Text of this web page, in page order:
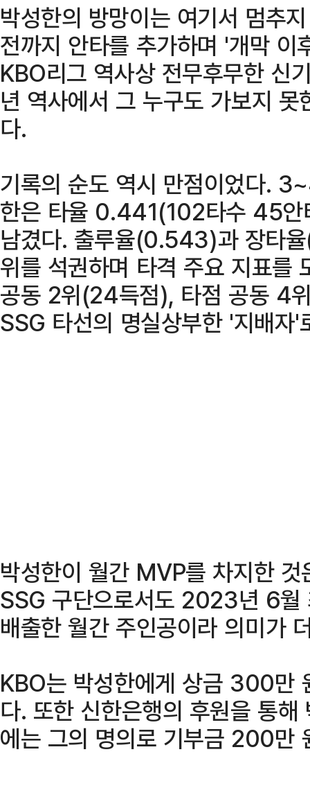
박성한의 방망이는 여기서 멈추
전까지 안타를 추가하며 '개막
KBO리그 역사상 전무후무한 신
년 역사에서 그 누구도 가보지
다.
기록의 순도 역시 만점이었다.
한은 타율 0.441(102타수 45안
남겼다. 출루율(0.543)과 장타
위를 석권하며 타격 주요 지표를
공동 2위(24득점), 타점 공동 4
SSG 타선의 명실상부한 '지배자'
박성한이 월간 MVP를 차지한
SSG 구단으로서도 2023년 6월
배출한 월간 주인공이라 의미가
KBO는 박성한에게 상금 300만
다. 또한 신한은행의 후원을 통
에는 그의 명의로 기부금 200만